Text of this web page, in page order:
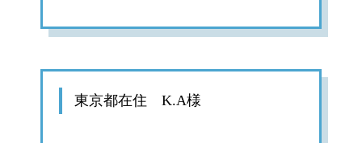
東京都在住 K.A様